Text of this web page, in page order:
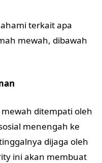
terkait apa
mewah, dibawah
ditempati oleh
menengah ke
dijaga oleh
ini akan membuat